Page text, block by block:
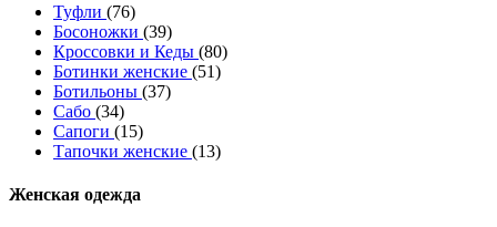
Туфли (76)
Босоножки (39)
Кроссовки и Кеды (80)
Ботинки женские (51)
Ботильоны (37)
Сабо (34)
Сапоги (15)
Тапочки женские (13)
Женская одежда